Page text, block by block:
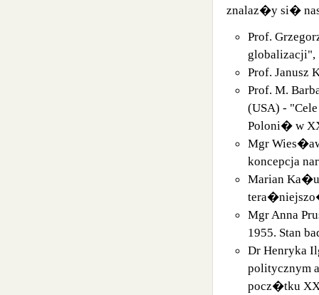
znalaz�y si�
Prof.
globalizacji",
Prof. Janusz
Prof. M.
(USA) -
Poloni� w
Mgr
koncepcja
Marian
Mgr Anna
1955. Stan
Dr Henryka
politycznym
pocz�tku